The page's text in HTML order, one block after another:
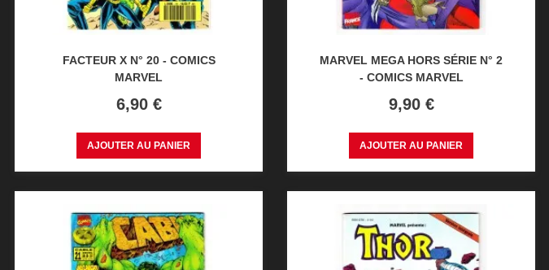
FACTEUR X N° 20 - COMICS
MARVEL
Prix
6,90 €
AJOUTER AU PANIER
MARVEL MEGA HORS SÉRIE N° 2
- COMICS MARVEL
Prix
9,90 €
AJOUTER AU PANIER